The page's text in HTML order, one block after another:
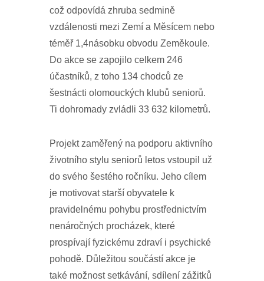
což odpovídá zhruba sedmině
vzdálenosti mezi Zemí a Měsícem nebo
téměř 1,4násobku obvodu Zeměkoule.
Do akce se zapojilo celkem 246
účastníků, z toho 134 chodců ze
šestnácti olomouckých klubů seniorů.
Ti dohromady zvládli 33 632 kilometrů.
Projekt zaměřený na podporu aktivního
životního stylu seniorů letos vstoupil už
do svého šestého ročníku. Jeho cílem
je motivovat starší obyvatele k
pravidelnému pohybu prostřednictvím
nenáročných procházek, které
prospívají fyzickému zdraví i psychické
pohodě. Důležitou součástí akce je
také možnost setkávání, sdílení zážitků